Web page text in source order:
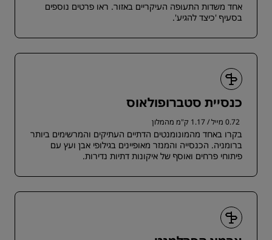
אחד משדות התעופה העיקריים באזור. ראו פרטים נוספים
בסעיף 'כיצד להגיע'.
כנסיית סטברופולאוס
0.72 מייל / 1.17 ק"מ מהמלון
בקרו באחד מהמונומנטים הדתיים העתיקים והמרשימים ביותר
ברומניה. הכנסייה והמנזר מאופיינים בגילופי אבן ועץ עם
פיתוחי פרחים ואוסף של איקונות דתיות נדירות.